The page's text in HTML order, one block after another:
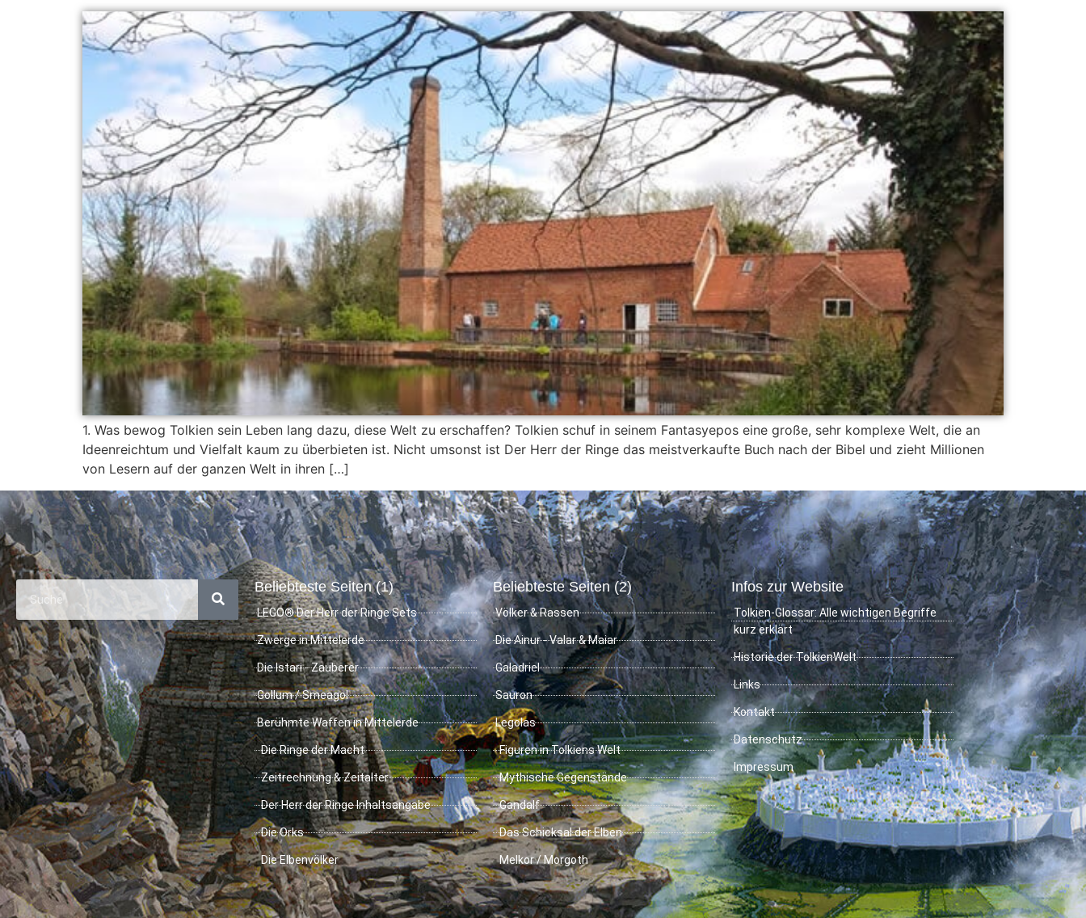
1. Was bewog Tolkien sein Leben lang dazu, diese Welt zu erschaffen? Tolkien schuf in seinem Fantasyepos eine große, sehr komplexe Welt, die an
Ideenreichtum und Vielfalt kaum zu überbieten ist. Nicht umsonst ist Der Herr der Ringe das meistverkaufte Buch nach der Bibel und zieht Millionen
von Lesern auf der ganzen Welt in ihren […]
Beliebteste Seiten (1)
LEGO® Der Herr der Ringe Sets
Zwerge in Mittelerde
Die Istari - Zauberer
Gollum / Smeagol
Berühmte Waffen in Mittelerde
Die Ringe der Macht
Zeitrechnung & Zeitalter
Der Herr der Ringe Inhaltsangabe
Die Orks
Die Elbenvölker
Beliebteste Seiten (2)
Völker & Rassen
Die Ainur - Valar & Maiar
Galadriel
Sauron
Legolas
Figuren in Tolkiens Welt
Mythische Gegenstände
Gandalf
Das Schicksal der Elben
Melkor / Morgoth
Infos zur Website
Tolkien-Glossar: Alle wichtigen Begriffe
kurz erklärt
Historie der TolkienWelt
Links
Kontakt
Datenschutz
Impressum